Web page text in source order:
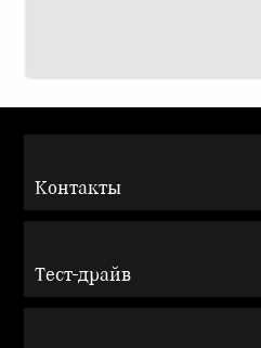
Контакты
Тест-драйв